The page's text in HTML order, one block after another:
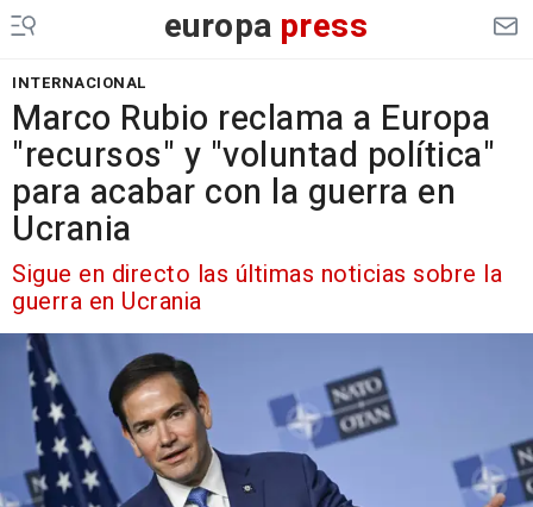
europa press
INTERNACIONAL
Marco Rubio reclama a Europa
"recursos" y "voluntad política"
para acabar con la guerra en
Ucrania
Sigue en directo las últimas noticias sobre la
guerra en Ucrania